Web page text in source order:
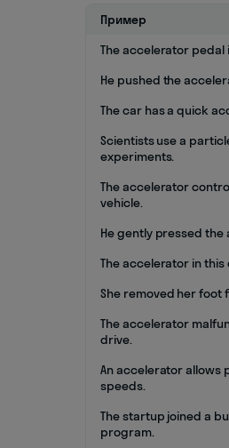
Пример
The accelerator pedal
He pushed the
The car has a quick
Scientists use a
experiments.
The accelerator
vehicle.
He gently pressed the
The accelerator in this
She removed her foot
The accelerator
drive.
An accelerator allows
speeds.
The startup joined a
program.